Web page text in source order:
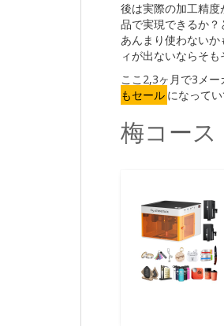
後は実際の加工精
品で実現できるか？
あんまり使わない
ィが出ないならそ
ここ2,3ヶ月で3メ
もセール になって
梅コース